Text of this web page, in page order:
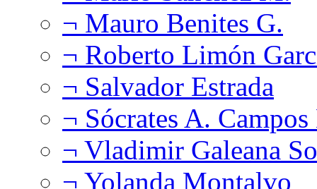
¬ Mauro Benites G.
¬ Roberto Limón
¬ Salvador Estrada
¬ Sócrates A.
¬ Vladimir Galeana
¬ Yolanda Montalvo